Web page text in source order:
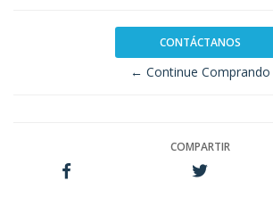
CONTÁCTANOS
← Continue Comprando
COMPARTIR